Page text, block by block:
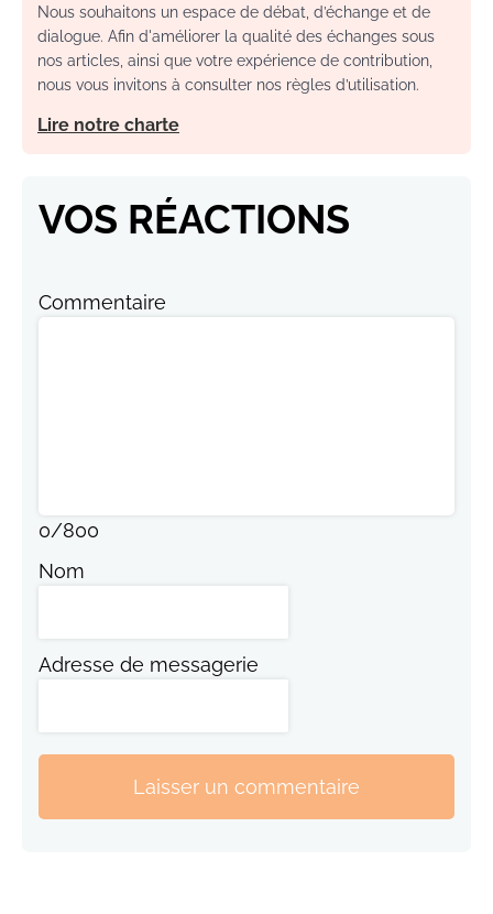
Nous souhaitons un espace de débat, d’échange et de
dialogue. Afin d'améliorer la qualité des échanges sous
nos articles, ainsi que votre expérience de contribution,
nous vous invitons à consulter nos règles d’utilisation.
Lire notre charte
VOS RÉACTIONS
Commentaire
0/800
Nom
Adresse de messagerie
Laisser un commentaire